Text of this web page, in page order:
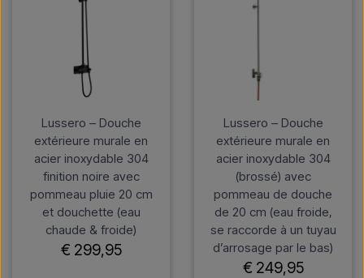
Lussero – Douche
extérieure murale en
acier inoxydable 304
finition noire avec
pommeau pluie 20 cm
et douchette (eau
chaude & froide)
€ 299,95
Lussero – Douche
extérieure murale en
acier inoxydable 304
(brossé) avec
pommeau de douche
de 20 cm (eau froide,
se raccorde à un tuyau
d’arrosage par le bas)
€ 249,95